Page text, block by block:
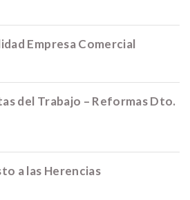
Empresa Comercial
del Trabajo – Reformas Dto.
a las Herencias